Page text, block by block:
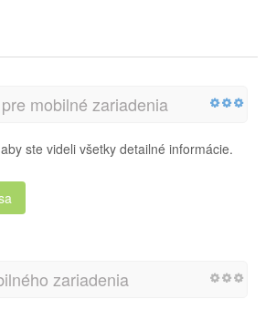
mobilné zariadenia
ste videli všetky detailné informácie.
zariadenia